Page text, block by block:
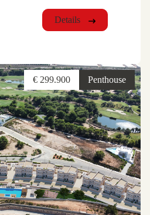
Details
Penthouse
€ 299.900